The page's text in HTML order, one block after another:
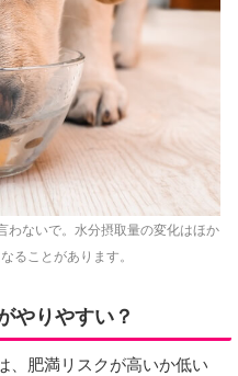
わないで。水分摂取量の変化はほか
ることがあります。
やりやすい？
、肥満リスクが高いか低い